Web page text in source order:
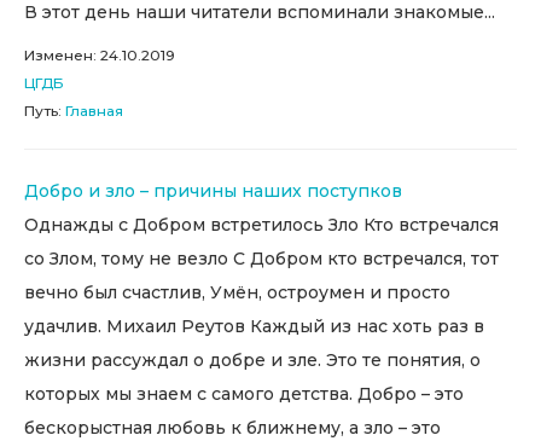
В этот день наши читатели вспоминали знакомые...
Изменен: 24.10.2019
ЦГДБ
Путь: Главная
Добро и зло – причины наших поступков
Однажды с Добром встретилось Зло Кто встречался
со Злом, тому не везло С Добром кто встречался, тот
вечно был счастлив, Умён, остроумен и просто
удачлив. Михаил Реутов Каждый из нас хоть раз в
жизни рассуждал о добре и зле. Это те понятия, о
которых мы знаем с самого детства. Добро – это
бескорыстная любовь к ближнему, а зло – это